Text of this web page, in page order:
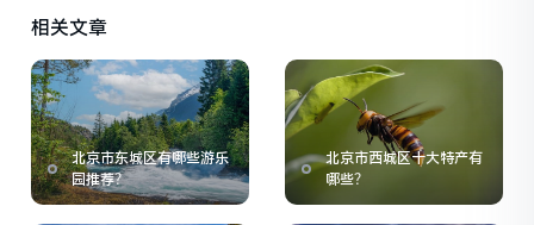
相关文章
北京市东城区有哪些游乐
园推荐？
北京市西城区十大特产有
哪些？